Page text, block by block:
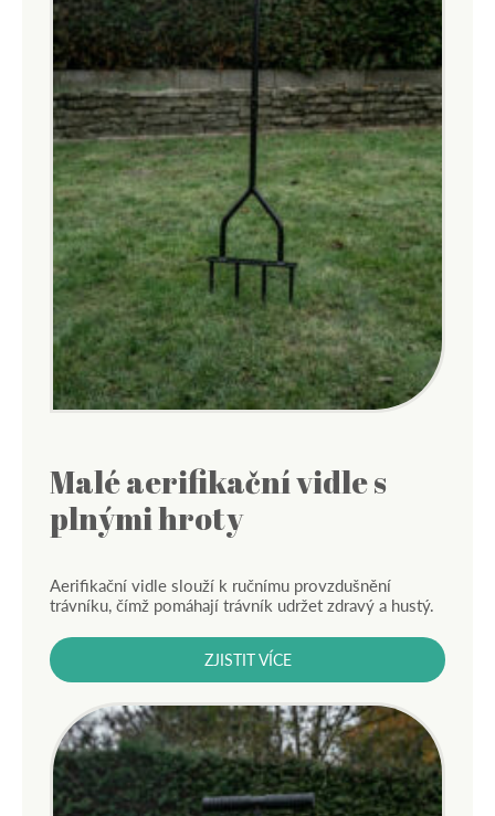
Malé aerifikační vidle s
plnými hroty
Aerifikační vidle slouží k ručnímu provzdušnění
trávníku, čímž pomáhají trávník udržet zdravý a hustý.
ZJISTIT VÍCE